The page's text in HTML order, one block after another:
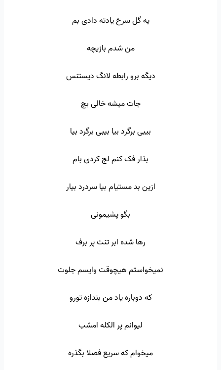
یه گل سرخ یادته دادی بم
من شدم بازیچه
دیگه برو رابطه لانگ دیستنس
جات میشه خالی بچ
بیبی برگرد بیا بیبی برگرد بیا
بذار فک کنم لج کردی بام
ازین بد مستیام بیا سردرد بیار
بگو پشیمونی
رها شده ابر تنت پر برف
نمیخواستم هیچوقت وایسم جلوت
که دوباره یاد من بندازه تورو
لیوانم پر الکله امشب
میخوام که سریع فصلا بگذره